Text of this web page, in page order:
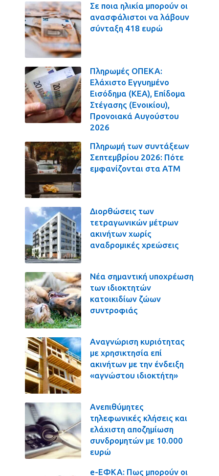
Σε ποια ηλικία μπορούν οι
ανασφάλιστοι να λάβουν
σύνταξη 418 ευρώ
Πληρωμές ΟΠΕΚΑ:
Ελάχιστο Εγγυημένο
Εισόδημα (ΚΕΑ), Επίδομα
Στέγασης (Ενοικίου),
Προνοιακά Αυγούστου
2026
Πληρωμή των συντάξεων
Σεπτεμβρίου 2026: Πότε
εμφανίζονται στα ΑΤΜ
Διορθώσεις των
τετραγωνικών μέτρων
ακινήτων χωρίς
αναδρομικές χρεώσεις
Νέα σημαντική υποχρέωση
των ιδιοκτητών
κατοικιδίων ζώων
συντροφιάς
Αναγνώριση κυριότητας
με χρησικτησία επί
ακινήτων με την ένδειξη
«αγνώστου ιδιοκτήτη»
Ανεπιθύμητες
τηλεφωνικές κλήσεις και
ελάχιστη αποζημίωση
συνδρομητών με 10.000
ευρώ
e-ΕΦΚΑ: Πως μπορούν οι